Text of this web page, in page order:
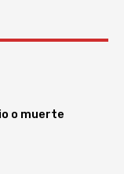
o muerte